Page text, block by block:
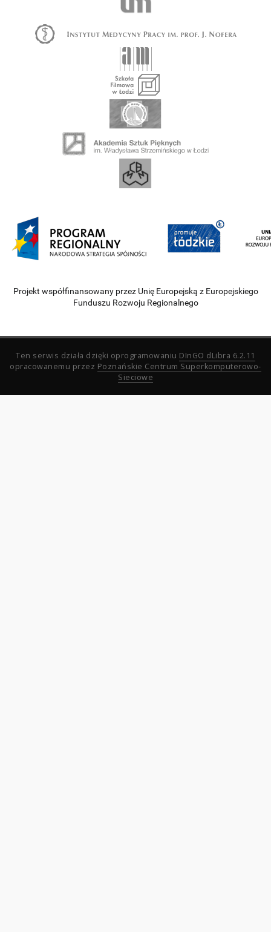
Projekt współfinansowany przez Unię Europejską z Europejskiego
Funduszu Rozwoju Regionalnego
Ten serwis działa dzięki oprogramowaniu DInGO dLibra 6.2.11
opracowanemu przez Poznańskie Centrum Superkomputerowo-
Sieciowe